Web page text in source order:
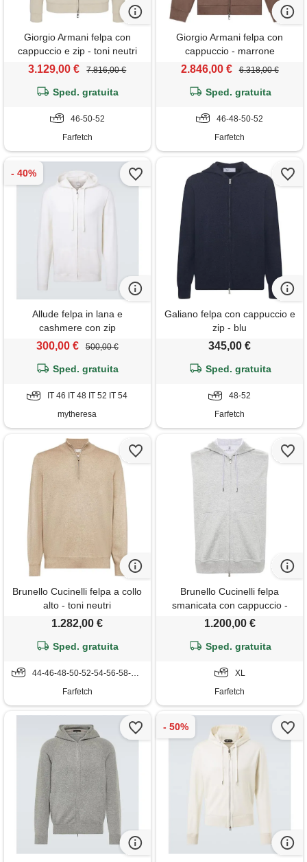
Giorgio Armani felpa con
cappuccio e zip - toni neutri
3.129,00 € 7.816,00 €
Sped. gratuita
46-50-52
Farfetch
Giorgio Armani felpa con
cappuccio - marrone
2.846,00 € 6.318,00 €
Sped. gratuita
46-48-50-52
Farfetch
Allude felpa in lana e
cashmere con zip
300,00 € 500,00 €
Sped. gratuita
IT 46 IT 48 IT 52 IT 54
mytheresa
Galiano felpa con cappuccio e
zip - blu
345,00 €
Sped. gratuita
48-52
Farfetch
Brunello Cucinelli felpa a collo
alto - toni neutri
1.282,00 €
Sped. gratuita
44-46-48-50-52-54-56-58-60-62
Farfetch
Brunello Cucinelli felpa
smanicata con cappuccio -
grigio
1.200,00 €
Sped. gratuita
XL
Farfetch